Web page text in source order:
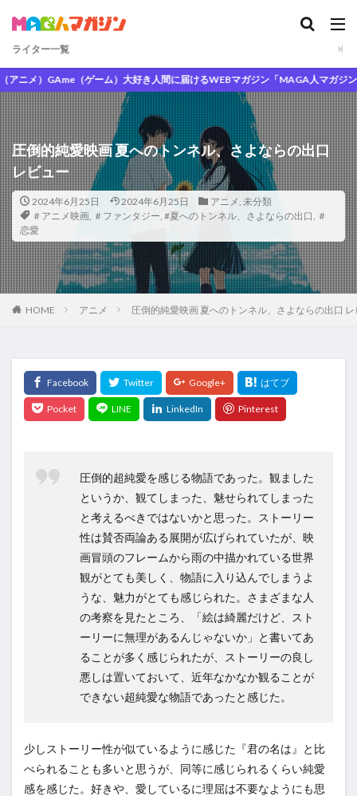
ライター一覧
GAme（ゲーム）大好き人間に届けるWEBマガジン「MAGA人マガジン」
圧倒的純愛映画 夏へのトンネル、さよならの出口
レビュー
2024年6月25日 2024年6月25日 アニメ, 未分類
＃アニメ映画, ＃ファンタジー, #夏へのトンネル、さよならの出口, ＃
恋愛
HOME アニメ 圧倒的純愛映画 夏へのトンネル、さよならの出口
圧倒的超純愛を感じる物語であった。観ました
というか、観てしまった、魅せられてしまった
と考えるべきではないかと思った。ストーリー
性は賛否両論ある展開が広げられていたが、映
画冒頭のフレームから雨の中描かれている世界
観がとても美しく、物語に入り込んでしまうよ
うな、魅力がとても感じられた。さまざまな人
の考察を見たところ、「絵は綺麗だけど、スト
ーリーに無理があるんじゃないか」と書いてあ
ることが多く感じられたが、ストーリーの良し
悪しは置いておいて、近年なかなか観ることが
できない超純愛な物語であったと感じた。
少しストーリー性が似ているように感じた『君の名は』と比
べられることも多いと思うが、同等に感じられるくらい純愛
感を感じた。好きや、愛しているに理屈は不要なようにも思